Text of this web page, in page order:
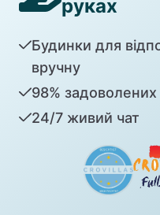
руках
Будинки для
вручну
98% задоволених
24/7 живий чат